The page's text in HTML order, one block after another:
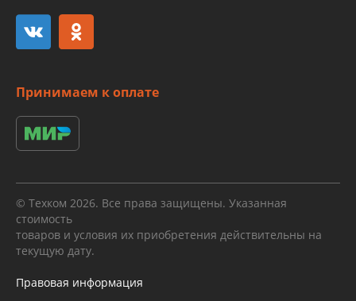
Принимаем к оплате
© Техком 2026. Все права защищены. Указанная
стоимость
товаров и условия их приобретения действительны на
текущую дату.
Правовая информация